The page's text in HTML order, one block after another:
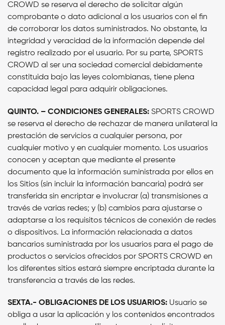
CROWD se reserva el derecho de solicitar algún
comprobante o dato adicional a los usuarios con el fin
de corroborar los datos suministrados. No obstante, la
integridad y veracidad de la información depende del
registro realizado por el usuario. Por su parte, SPORTS
CROWD al ser una sociedad comercial debidamente
constituida bajo las leyes colombianas, tiene plena
capacidad legal para adquirir obligaciones.
QUINTO. – CONDICIONES GENERALES: SPORTS CROWD
se reserva el derecho de rechazar de manera unilateral la
prestación de servicios a cualquier persona, por
cualquier motivo y en cualquier momento. Los usuarios
conocen y aceptan que mediante el presente
documento que la información suministrada por ellos en
los Sitios (sin incluir la información bancaria) podrá ser
transferida sin encriptar e involucrar (a) transmisiones a
través de varias redes; y (b) cambios para ajustarse o
adaptarse a los requisitos técnicos de conexión de redes
o dispositivos. La información relacionada a datos
bancarios suministrada por los usuarios para el pago de
productos o servicios ofrecidos por SPORTS CROWD en
los diferentes sitios estará siempre encriptada durante la
transferencia a través de las redes.
SEXTA.- OBLIGACIONES DE LOS USUARIOS: Usuario se
obliga a usar la aplicación y los contenidos encontrados